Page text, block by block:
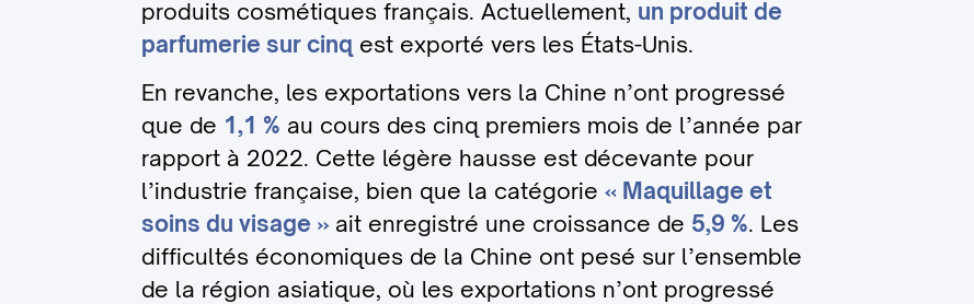
produits cosmétiques français. Actuellement, un produit de
parfumerie sur cinq est exporté vers les États-Unis.
En revanche, les exportations vers la Chine n’ont progressé
que de 1,1 % au cours des cinq premiers mois de l’année par
rapport à 2022. Cette légère hausse est décevante pour
l’industrie française, bien que la catégorie « Maquillage et
soins du visage »ait enregistré une croissance de 5,9 %. Les
difficultés économiques de la Chine ont pesé sur l’ensemble
de la région asiatique, où les exportations n’ont progressé